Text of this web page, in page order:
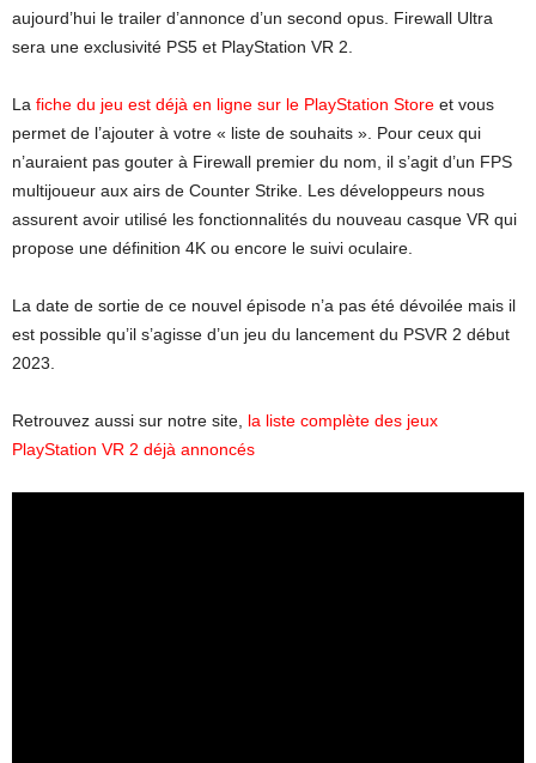
aujourd’hui le trailer d’annonce d’un second opus. Firewall Ultra
sera une exclusivité PS5 et PlayStation VR 2.
La fiche du jeu est déjà en ligne sur le PlayStation Store et vous
permet de l’ajouter à votre « liste de souhaits ». Pour ceux qui
n’auraient pas gouter à Firewall premier du nom, il s’agit d’un FPS
multijoueur aux airs de Counter Strike. Les développeurs nous
assurent avoir utilisé les fonctionnalités du nouveau casque VR qui
propose une définition 4K ou encore le suivi oculaire.
La date de sortie de ce nouvel épisode n’a pas été dévoilée mais il
est possible qu’il s’agisse d’un jeu du lancement du PSVR 2 début
2023.
Retrouvez aussi sur notre site, la liste complète des jeux
PlayStation VR 2 déjà annoncés